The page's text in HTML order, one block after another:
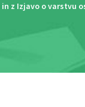
in z Izjavo o varstvu